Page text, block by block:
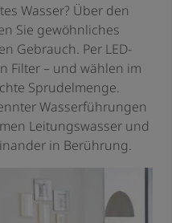
Wasser? Über den
Sie gewöhnliches
Gebrauch. Per LED-
Filter – und wählen im
Sprudelmenge.
Wasserführungen
Leitungswasser und
in Berührung.